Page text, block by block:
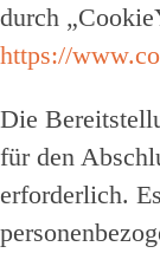
durch
https://
Die
für den
erforderlich.